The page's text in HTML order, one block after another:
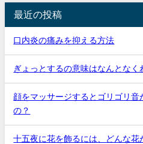
最近の投稿
口内炎の痛みを抑える方法
ぎょっとするの意味はなんとなく
顔をマッサージするとゴリゴリ
の？
十五夜に花を飾るには、どんな花